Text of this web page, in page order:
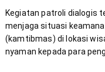
Kegiatan patroli dialogis
menjaga situasi
(kamtibmas) di lokasi